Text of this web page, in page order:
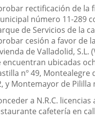
rectificación de la
número 11-289
de Servicios de la
cesión a favor de
de Valladolid, S.L.
encuentran ubicadas
nº 49, Montealegre
y Montemayor de Pililla
a N.R.C.
cafetería en